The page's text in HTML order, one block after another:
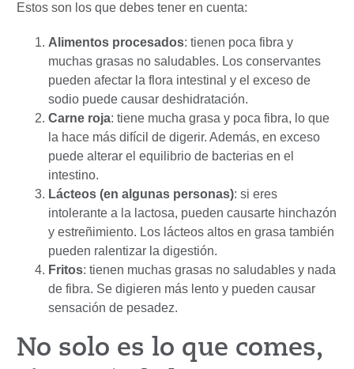
Estos son los que debes tener en cuenta:
Alimentos procesados: tienen poca fibra y
muchas grasas no saludables. Los conservantes
pueden afectar la flora intestinal y el exceso de
sodio puede causar deshidratación.
Carne roja: tiene mucha grasa y poca fibra, lo que
la hace más difícil de digerir. Además, en exceso
puede alterar el equilibrio de bacterias en el
intestino.
Lácteos (en algunas personas): si eres
intolerante a la lactosa, pueden causarte hinchazón
y estreñimiento. Los lácteos altos en grasa también
pueden ralentizar la digestión.
Fritos: tienen muchas grasas no saludables y nada
de fibra. Se digieren más lento y pueden causar
sensación de pesadez.
No solo es lo que comes,